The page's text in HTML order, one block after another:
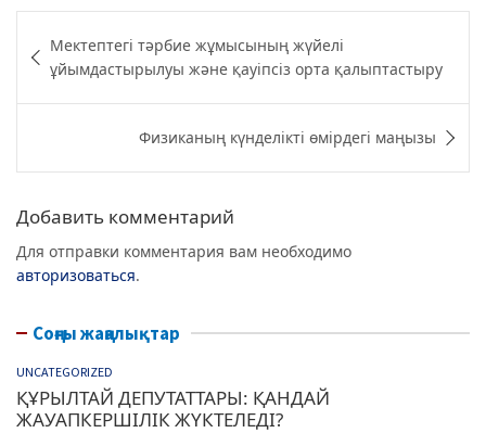
c
e
b
o
itt
er
e
g
ra
m
at
s
A
p
p
по
записям
Мектептегі тәрбие жұмысының жүйелі
ұйымдастырылуы және қауіпсіз орта қалыптастыру
Физиканың күнделікті өмірдегі маңызы
Добавить комментарий
Для отправки комментария вам необходимо
авторизоваться.
Соңғы жаңалықтар
UNCATEGORIZED
ҚҰРЫЛТАЙ ДЕПУТАТТАРЫ: ҚАНДАЙ
ЖАУАПКЕРШІЛІК ЖҮКТЕЛЕДІ?